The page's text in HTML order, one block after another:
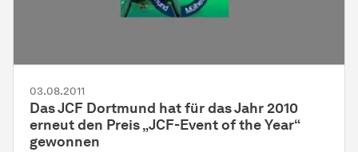
03.08.2011
Das JCF Dortmund hat für das Jahr 2010
erneut den Preis „JCF-Event of the Year“
gewonnen